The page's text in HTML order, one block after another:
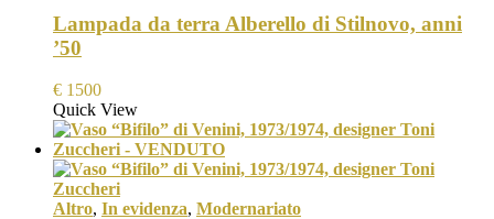
Lampada da terra Alberello di Stilnovo, anni
’50
€ 1500
Quick View
Altro, In evidenza, Modernariato